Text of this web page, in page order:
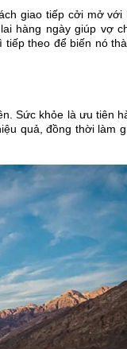
giao tiếp cởi mở với
hàng ngày giúp vợ
theo để biến nó
Sức khỏe là ưu tiên
quả, đồng thời làm